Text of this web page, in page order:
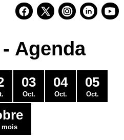
Agenda
03
Oct.
04
Oct.
05
Oct.
mois